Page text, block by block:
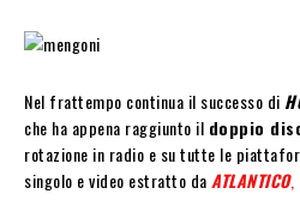
Nel frattempo continua il successo di
che ha appena raggiunto il doppio
rotazione in radio e su tutte le
singolo e video estratto da ATLANTICO,